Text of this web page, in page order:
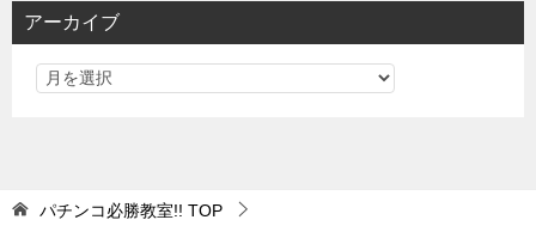
アーカイブ
パチンコ必勝教室!! TOP